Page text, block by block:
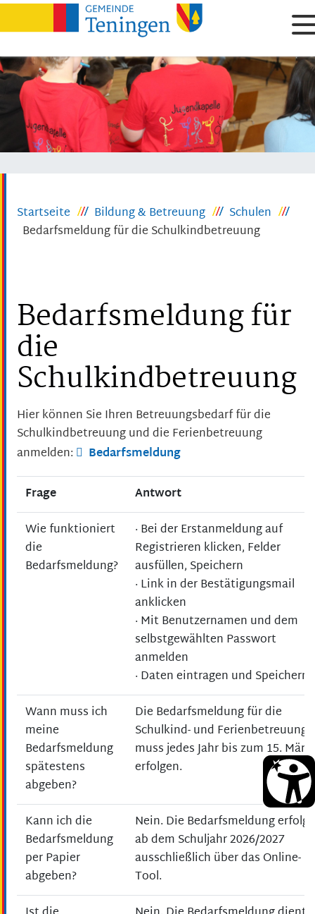
Startseite Bildung & Betreuung
Schulen
Bedarfsmeldung für die Schulkindbetreuung
Bedarfsmeldung für
die
Schulkindbetreuung
Hier können Sie Ihren Betreuungsbedarf für die
Schulkindbetreuung und die Ferienbetreuung
anmelden:
Bedarfsmeldung
Frage
Antwort
Wie funktioniert
die
Bedarfsmeldung?
· Bei der Erstanmeldung auf
Registrieren klicken, Felder
ausfüllen, Speichern
· Link in der Bestätigungsmail
anklicken
· Mit Benutzernamen und dem
selbstgewählten Passwort
anmelden
· Daten eintragen und Speichern
Wann muss ich
meine
Bedarfsmeldung
spätestens
abgeben?
Die Bedarfsmeldung für die
Schulkind- und Ferienbetreuung
muss jedes Jahr bis zum 15. März
erfolgen.
Kann ich die
Bedarfsmeldung
per Papier
abgeben?
Nein. Die Bedarfsmeldung erfolgt
ab dem Schuljahr 2026/2027
ausschließlich über das Online-
Tool.